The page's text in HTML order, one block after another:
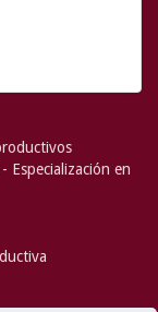
Especialización en